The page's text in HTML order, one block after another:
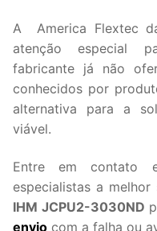
A America Flextec
atenção especial
fabricante já não
conhecidos por
alternativa para a
viável.
Entre em contato
especialistas a
IHM JCPU2-3030ND
envio com a falha ou